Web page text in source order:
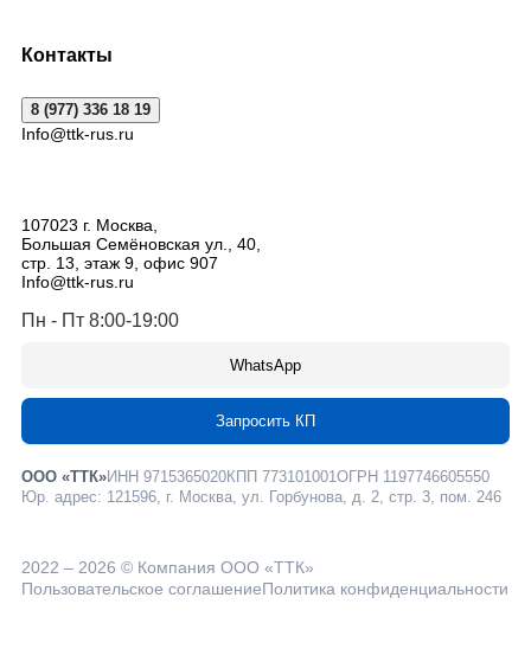
Контакты
8 (977) 336 18 19
Info@ttk-rus.ru
107023 г. Москва,
Большая Семёновская ул., 40,
стр. 13, этаж 9, офис 907
Info@ttk-rus.ru
Пн - Пт 8:00-19:00
WhatsApp
Запросить КП
ООО «ТТК»ИНН 9715365020КПП 773101001ОГРН 1197746605550
Юр. адрес: 121596, г. Москва, ул. Горбунова, д. 2, стр. 3, пом. 246
2022 – 2026 © Компания ООО «ТТК»
Пользовательское соглашениеПолитика конфиденциальности